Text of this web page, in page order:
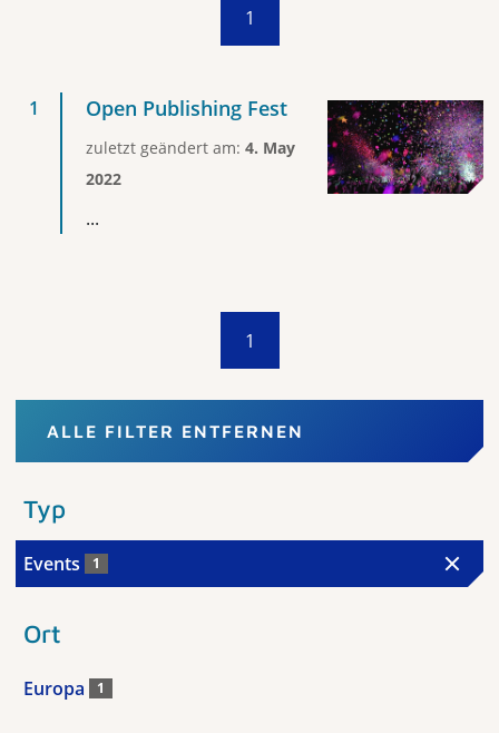
1
Open Publishing Fest
zuletzt geändert am: 4. May
2022
...
1
ALLE FILTER ENTFERNEN
Typ
Events 1
Ort
Europa 1